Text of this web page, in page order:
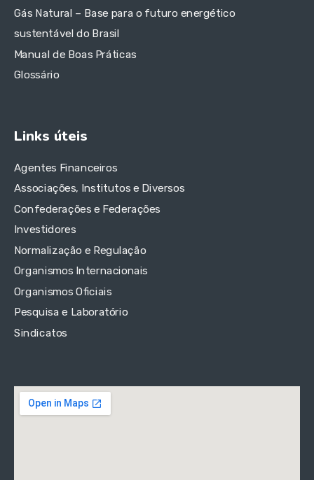
Gás Natural – Base para o futuro energético
sustentável do Brasil
Manual de Boas Práticas
Glossário
Links úteis
Agentes Financeiros
Associações, Institutos e Diversos
Confederações e Federações
Investidores
Normalização e Regulação
Organismos Internacionais
Organismos Oficiais
Pesquisa e Laboratório
Sindicatos